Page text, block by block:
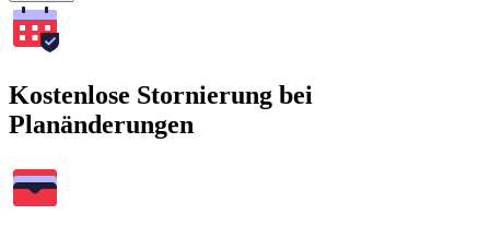
Kostenlose Stornierung bei
Planänderungen